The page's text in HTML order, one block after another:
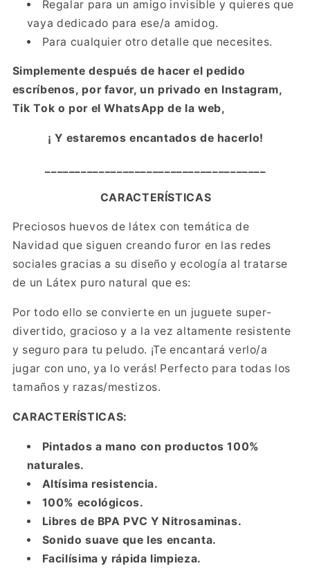
Regalar para un amigo invisible y quieres que
vaya dedicado para ese/a amidog.
Para cualquier otro detalle que necesites.
Simplemente después de hacer el pedido
escríbenos, por favor, un privado en Instagram,
Tik Tok o por el WhatsApp de la web,
¡ Y estaremos encantados de hacerlo!
CARACTERÍSTICAS
Preciosos huevos de látex con temática de
Navidad que siguen creando furor en las redes
sociales gracias a su diseño y ecología al tratarse
de un Látex puro natural que es:
Por todo ello se convierte en un juguete super-
divertido, gracioso y a la vez altamente resistente
y seguro para tu peludo. ¡Te encantará verlo/a
jugar con uno, ya lo verás! Perfecto para todas los
tamaños y razas/mestizos.
CARACTERÍSTICAS:
Pintados a mano con productos 100%
naturales.
Altísima resistencia.
100% ecológicos.
Libres de BPA PVC Y Nitrosaminas.
Sonido suave que les encanta.
Facilísima y rápida limpieza.